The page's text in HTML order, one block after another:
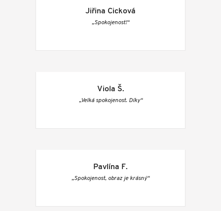
Jiřina Cicková
„Spokojenost!“
Viola Š.
„Velká spokojenost. Díky“
Pavlína F.
„Spokojenost, obraz je krásný“